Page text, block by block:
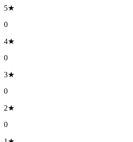
5★
0
4★
0
3★
0
2★
0